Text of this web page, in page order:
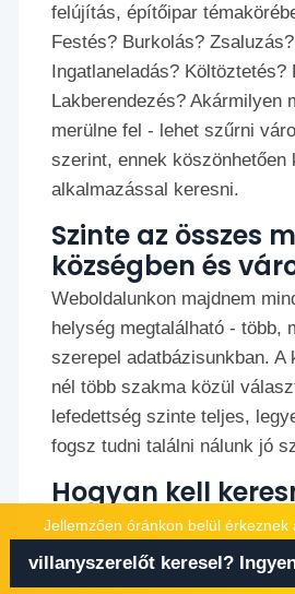
felújítás, építőipar
Festés? Burkolás?
Ingatlaneladás?
Lakberendezés? Akármilyen
merülne fel - lehet szűrni
szerint, ennek köszönhetően
alkalmazással keresni.
Szinte az összes
községben és
Weboldalunkon majdnem
helység megtalálható - több,
szerepel adatbázisunkban. A
nél több szakma közül
lefedettség szinte teljes,
fogsz tudni találni nálunk jó
Hogyan kell
weboldalon?
Jellemzően óránkon belül érkeznek
villanyszerelőt keresel?